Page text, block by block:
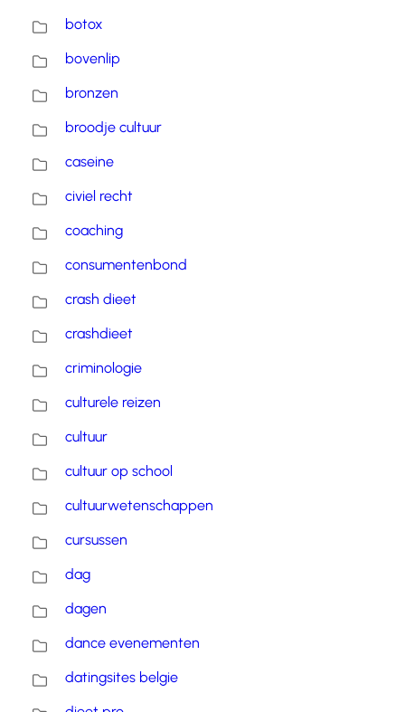
botox
bovenlip
bronzen
broodje cultuur
caseine
civiel recht
coaching
consumentenbond
crash dieet
crashdieet
criminologie
culturele reizen
cultuur
cultuur op school
cultuurwetenschappen
cursussen
dag
dagen
dance evenementen
datingsites belgie